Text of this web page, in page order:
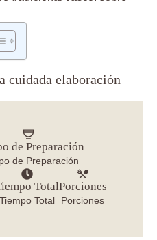
cuidada elaboración
de Preparación
de Preparación
Total
Tiempo Total
Porciones
Porciones